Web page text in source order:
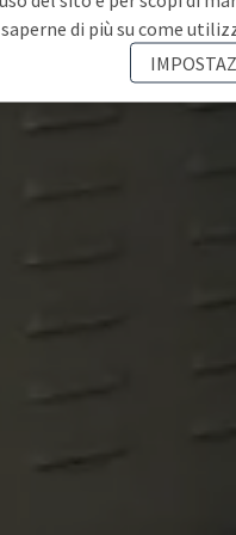
di più su come